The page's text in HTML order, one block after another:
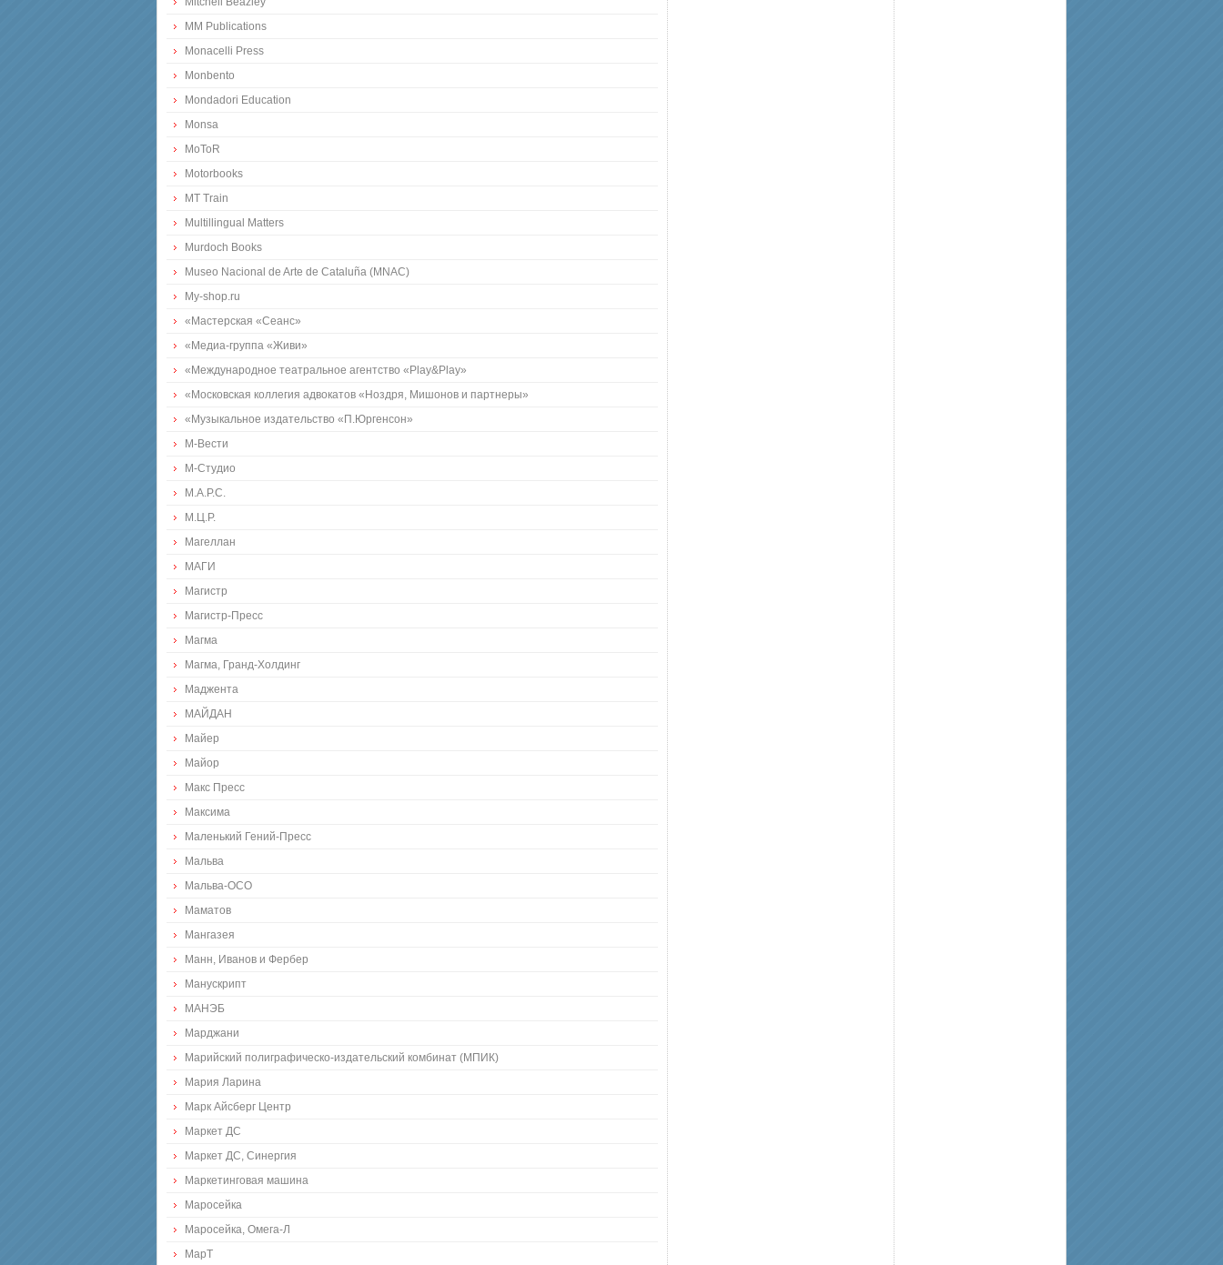
MM Publications
Monacelli Press
Monbento
Mondadori Education
Monsa
MoToR
Motorbooks
MT Train
Multillingual Matters
Murdoch Books
Museo Nacional de Arte de Cataluña (MNAC)
My-shop.ru
«Мастерская «Сеанс»
«Медиа-группа «Живи»
«Международное театральное агентство «Play&Play»
«Московская коллегия адвокатов «Ноздря, Мишонов и партнеры»
«Музыкальное издательство «П.Юргенсон»
М-Вести
М-Студио
М.А.Р.С.
М.Ц.Р.
Магеллан
МАГИ
Магистр
Магистр-Пресс
Магма
Магма, Гранд-Холдинг
Маджента
МАЙДАН
Майер
Майор
Макс Пресс
Максима
Маленький Гений-Пресс
Мальва
Мальва-ОСО
Маматов
Мангазея
Манн, Иванов и Фербер
Манускрипт
МАНЭБ
Марджани
Марийский полиграфическо-издательский комбинат (МПИК)
Мария Ларина
Марк Айсберг Центр
Маркет ДС
Маркет ДС, Синергия
Маркетинговая машина
Маросейка
Маросейка, Омега-Л
МарТ